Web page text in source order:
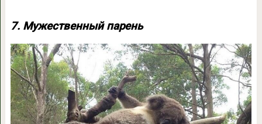
7. Мужественный парень